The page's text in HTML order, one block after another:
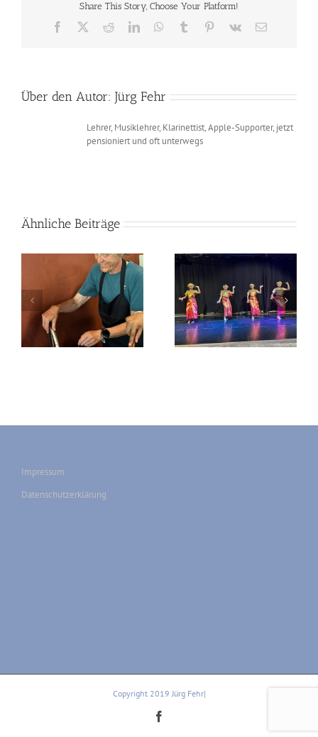
Ayutthaya
Share This Story, Choose Your Platform!
Facebook RedditLinkedInWhatsApp
Tumblr Pinterest
Vk
E-
Über den Autor: Jürg Fehr
Lehrer, Musiklehrer, Klarinettist, Apple-Supporter, jetzt
pensioniert und oft unterwegs
Ähnliche Beiträge
2026-03-05 Siem
Reap
2026-03-04 Kampong
Cham – Siem Reap
Impressum
Datenschutzerklärung
Copyright 2019 Jürg Fehr|